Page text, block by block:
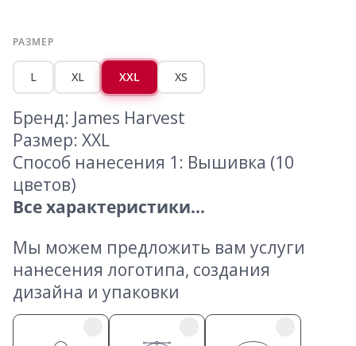
РАЗМЕР
L XL XXL XS
Бренд: James Harvest
Размер: XXL
Способ нанесения 1: Вышивка (10
цветов)
Все характеристики...
Мы можем предложить вам услуги
нанесения логотипа, создания
дизайна и упаковки